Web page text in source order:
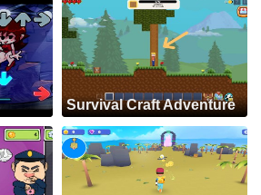
Survival Craft Adventure